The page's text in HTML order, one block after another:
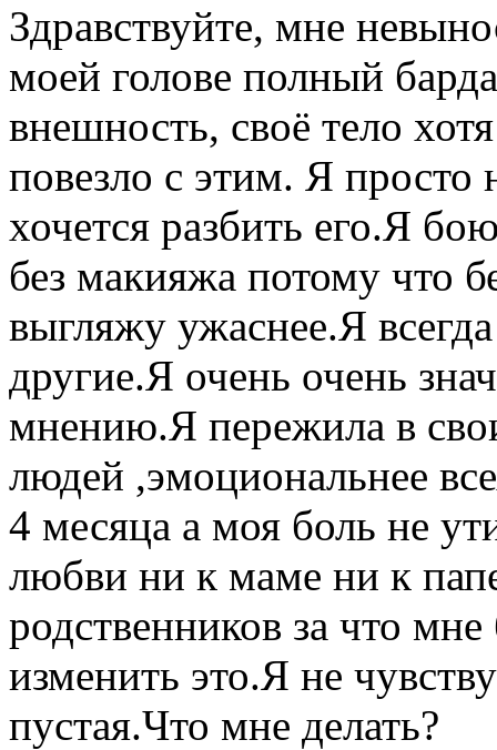
Здравствуйте, мне
моей голове полный
внешность, своё тело
повезло с этим. Я просто
хочется разбить его.Я
без макияжа потому что
выгляжу ужаснее.Я
другие.Я очень очень
мнению.Я пережила в
людей ,эмоциональнее
4 месяца а моя боль не
любви ни к маме ни к
родственников за что
изменить это.Я не
пустая.Что мне делать?